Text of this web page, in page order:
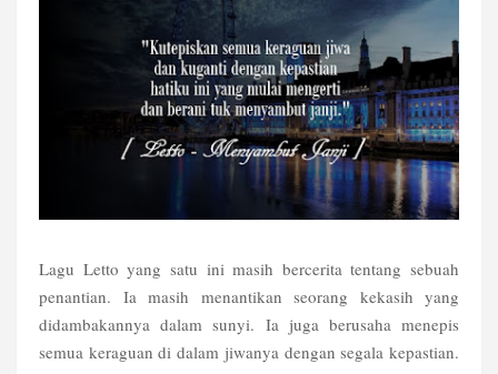
Lagu Letto yang satu ini masih bercerita tentang sebuah
penantian. Ia masih menantikan seorang kekasih yang
didambakannya dalam sunyi. Ia juga berusaha menepis
semua keraguan di dalam jiwanya dengan segala kepastian.